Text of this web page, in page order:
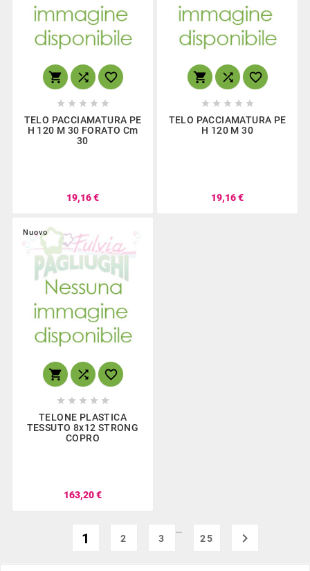
  
    
TELO PACCIAMATURA PE
H 120 M 30 FORATO Cm
30
19,16 €
  
    
TELO PACCIAMATURA PE
H 120 M 30
19,16 €
Nuovo
  
    
TELONE PLASTICA
TESSUTO 8x12 STRONG
COPRO
163,20 €
1 2 3
…
25
